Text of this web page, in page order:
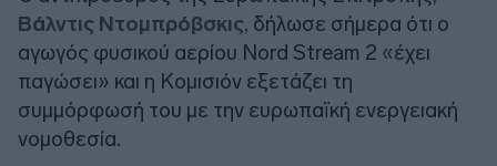
Βάλντις Ντομπρόβσκις, δήλωσε σήμερα ότι ο
αγωγός φυσικού αερίου Nord Stream 2 «έχει
παγώσει» και η Κομισιόν εξετάζει τη
συμμόρφωσή του με την ευρωπαϊκή ενεργειακή
νομοθεσία.